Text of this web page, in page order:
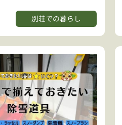
別荘での暮らし